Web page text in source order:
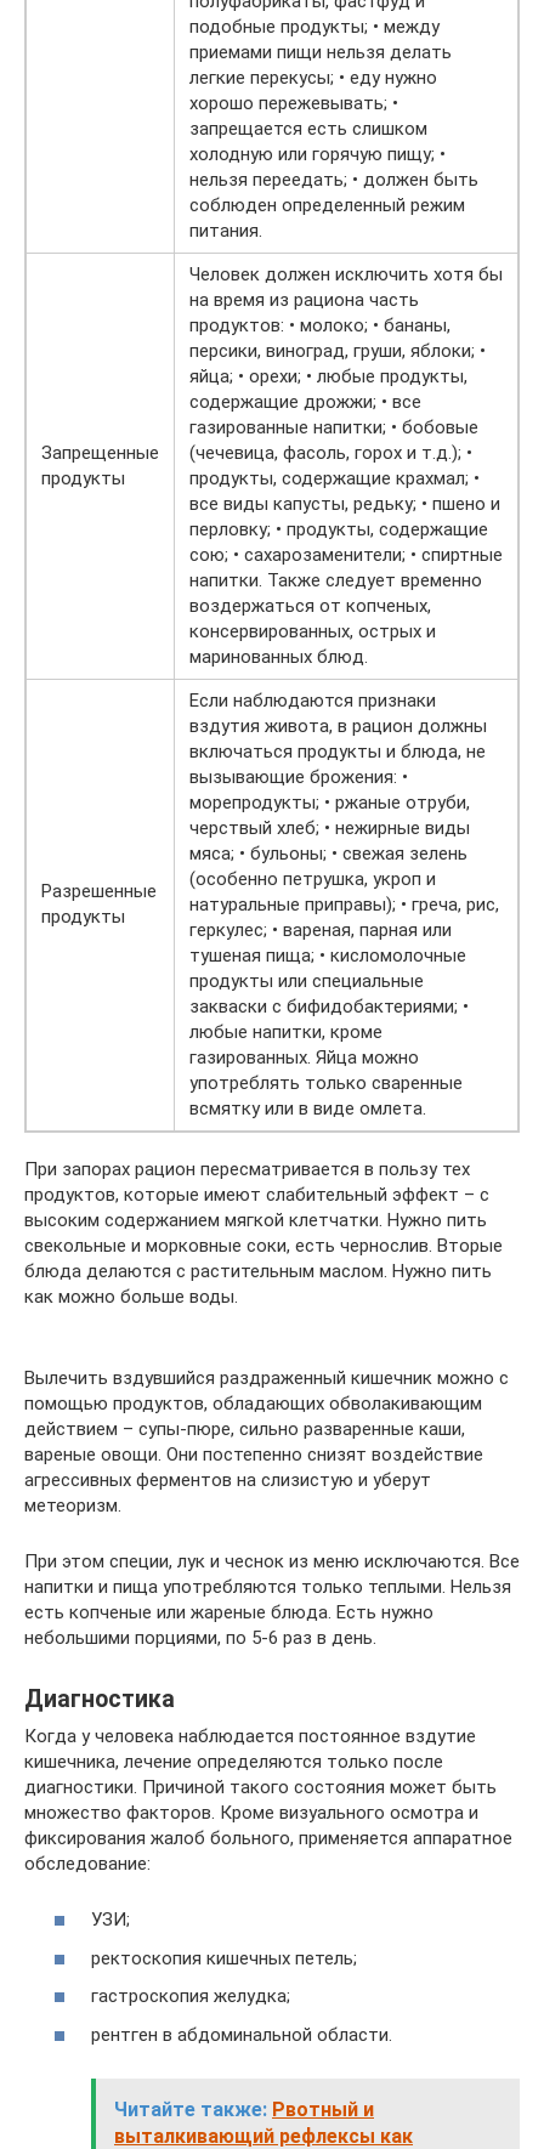
подобные продукты; • между
приемами пищи нельзя делать
легкие перекусы; • еду нужно
хорошо пережевывать; •
запрещается есть слишком
холодную или горячую пищу; •
нельзя переедать; • должен быть
соблюден определенный режим
питания.
Запрещенные
продукты
Человек должен исключить хотя бы
на время из рациона часть
продуктов: • молоко; • бананы,
персики, виноград, груши, яблоки; •
яйца; • орехи; • любые продукты,
содержащие дрожжи; • все
газированные напитки; • бобовые
(чечевица, фасоль, горох и т.д.); •
продукты, содержащие крахмал; •
все виды капусты, редьку; • пшено и
перловку; • продукты, содержащие
сою; • сахарозаменители; • спиртные
напитки. Также следует временно
воздержаться от копченых,
консервированных, острых и
маринованных блюд.
Разрешенные
продукты
Если наблюдаются признаки
вздутия живота, в рацион должны
включаться продукты и блюда, не
вызывающие брожения: •
морепродукты; • ржаные отруби,
черствый хлеб; • нежирные виды
мяса; • бульоны; • свежая зелень
(особенно петрушка, укроп и
натуральные приправы); • греча, рис,
геркулес; • вареная, парная или
тушеная пища; • кисломолочные
продукты или специальные
закваски с бифидобактериями; •
любые напитки, кроме
газированных. Яйца можно
употреблять только сваренные
всмятку или в виде омлета.
При запорах рацион пересматривается в пользу тех
продуктов, которые имеют слабительный эффект – с
высоким содержанием мягкой клетчатки. Нужно пить
свекольные и морковные соки, есть чернослив. Вторые
блюда делаются с растительным маслом. Нужно пить
как можно больше воды.
Вылечить вздувшийся раздраженный кишечник можно с
помощью продуктов, обладающих обволакивающим
действием – супы-пюре, сильно разваренные каши,
вареные овощи. Они постепенно снизят воздействие
агрессивных ферментов на слизистую и уберут
метеоризм.
При этом специи, лук и чеснок из меню исключаются. Все
напитки и пища употребляются только теплыми. Нельзя
есть копченые или жареные блюда. Есть нужно
небольшими порциями, по 5-6 раз в день.
Диагностика
Когда у человека наблюдается постоянное вздутие
кишечника, лечение определяются только после
диагностики. Причиной такого состояния может быть
множество факторов. Кроме визуального осмотра и
фиксирования жалоб больного, применяется аппаратное
обследование:
УЗИ;
ректоскопия кишечных петель;
гастроскопия желудка;
рентген в абдоминальной области.
Читайте также: Рвотный и
выталкивающий рефлексы как